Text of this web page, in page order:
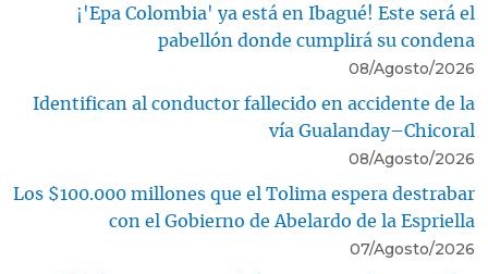
¡'Epa Colombia' ya está en Ibagué! Este será el
pabellón donde cumplirá su condena
08/Agosto/2026
Identifican al conductor fallecido en accidente de la
vía Gualanday–Chicoral
08/Agosto/2026
Los $100.000 millones que el Tolima espera destrabar
con el Gobierno de Abelardo de la Espriella
07/Agosto/2026